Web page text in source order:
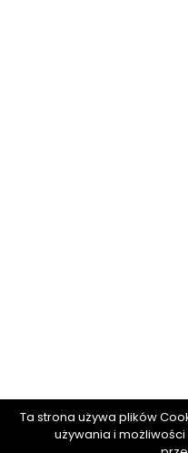
Ta strona używa plików
używania i